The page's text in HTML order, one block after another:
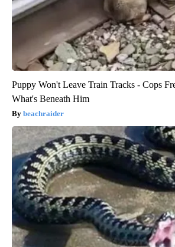
Puppy Won't Leave Train Tracks - Cops
What's Beneath Him
beachraider